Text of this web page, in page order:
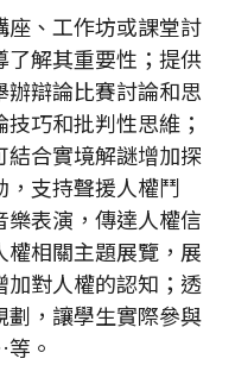
、工作坊或課堂討
解其重要性；提供
辯論比賽討論和思
巧和批判性思維；
合實境解謎增加探
支持聲援人權鬥
表演，傳達人權信
相關主題展覽，展
加對人權的認知；透
劃，讓學生實際參與
。